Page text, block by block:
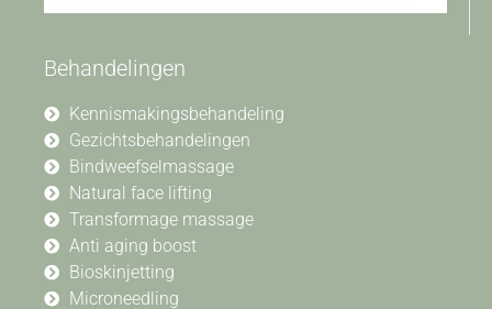
Behandelingen
Kennismakingsbehandeling
Gezichtsbehandelingen
Bindweefselmassage
Natural face lifting
Transformage massage
Anti aging boost
Bioskinjetting
Microneedling